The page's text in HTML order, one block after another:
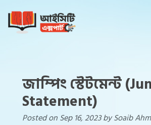
জাম্পিং স্টেটমেন্ট
Statement)
Posted on Sep 16, 2023 by Soaib